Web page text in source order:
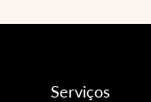
Serviços